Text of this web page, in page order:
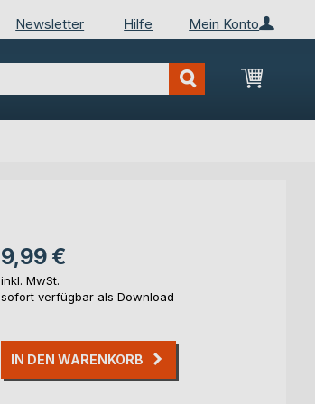
Mein Konto
Newsletter Hilfe
Mein
9,99 €
inkl. MwSt.
sofort verfügbar als Download
IN DEN WARENKORB